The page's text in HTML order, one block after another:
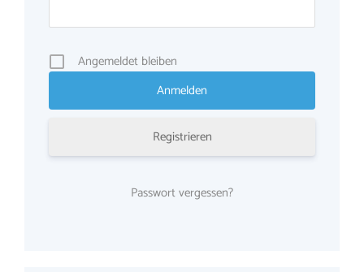
Angemeldet bleiben
Registrieren
Passwort vergessen?